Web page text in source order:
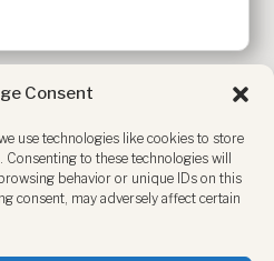
Consent
use technologies like cookies to store
to these technologies will
behavior or unique IDs on this
consent, may adversely affect certain